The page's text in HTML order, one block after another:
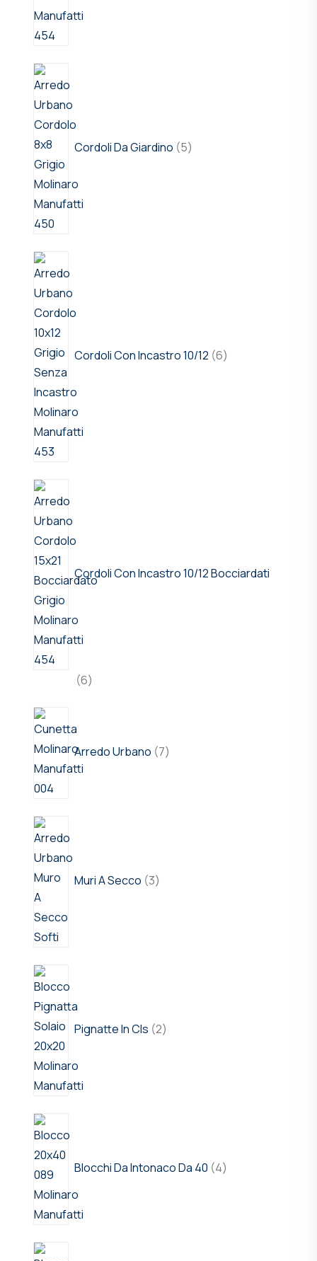
Cordoli Da Giardino 5
Cordoli Con Incastro 10/12 6
Cordoli Con Incastro 10/12 Bocciardati
6
Arredo Urbano 7
Muri A Secco 3
Pignatte In Cls 2
Blocchi Da Intonaco Da 40 4